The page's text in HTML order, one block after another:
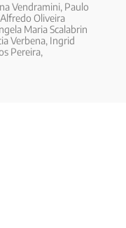
Vendramini, Paulo
Oliveira
Maria Scalabrin
Verbena, Ingrid
Pereira,